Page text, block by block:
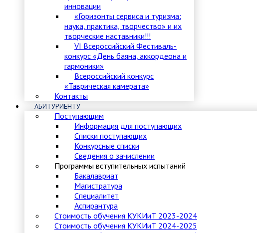
инновации
«Горизонты сервиса и туризма:
наука, практика, творчество» и их
творческие наставники!!!
VI Всероссийский Фестиваль-
конкурс «День баяна, аккордеона и
гармоники»
Всероссийский конкурс
«Таврическая камерата»
Контакты
АБИТУРИЕНТУ
Поступающим
Информация для поступающих
Списки поступающих
Конкурсные списки
Сведения о зачислении
Программы вступительных испытаний
Бакалавриат
Магистратура
Специалитет
Аспирантура
Стоимость обучения КУКИиТ 2023-2024
Стоимость обучения КУКИиТ 2024-2025